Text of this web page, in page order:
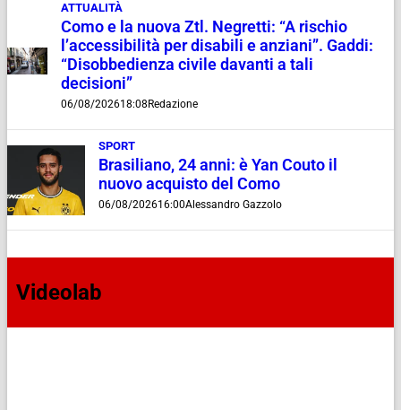
ATTUALITÀ
Como e la nuova Ztl. Negretti: “A rischio
l’accessibilità per disabili e anziani”. Gaddi:
“Disobbedienza civile davanti a tali
decisioni”
06/08/202618:08 Redazione
SPORT
Brasiliano, 24 anni: è Yan Couto il
nuovo acquisto del Como
06/08/202616:00Alessandro Gazzolo
Videolab